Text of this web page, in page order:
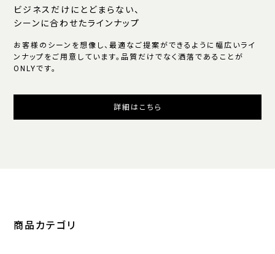
ビジネスだけにとどまらない、
シーンに合わせたラインナップ
お客様のシーンを想像し、最適なご提案ができるように幅広いライ
ンナップをご用意しています。品質だけでなく洒落であることが
ONLYです。
詳細はこちら
商品カテゴリ